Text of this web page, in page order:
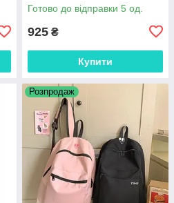
Готово до відправки 5 од.
925 ₴
Купити
Розпродаж